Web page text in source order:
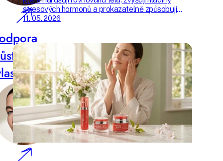
stresových hormonů a prokazatelně způsobují
nadměrné vypadání vlasů. Zkontrolujte si, zda
11. 05. 2026